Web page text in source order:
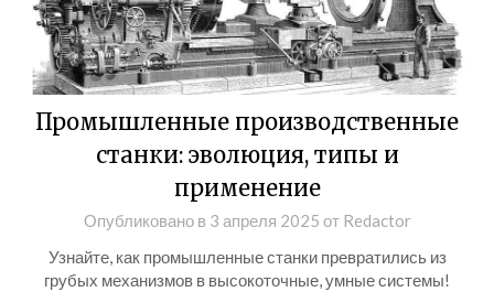
Промышленные производственные
станки: эволюция, типы и
применение
Опубликовано в 3 апреля 2025 от Redactor
Узнайте, как промышленные станки превратились из
грубых механизмов в высокоточные, умные системы!